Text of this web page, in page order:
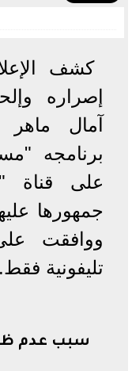
كشف
إصراره
آمال
برنامجه
على قناة
جمهورها
ووافقت
تليفونية فقط.
سبب عدم